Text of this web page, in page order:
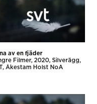
av en fjäder
Filmer 2020 Silverägg
Åkestam Holst NoA